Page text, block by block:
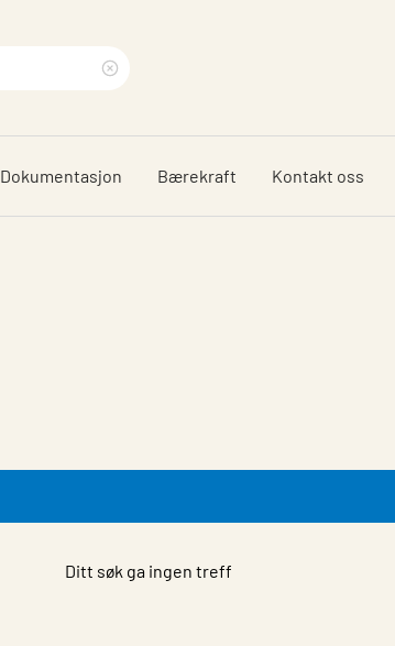
search
phrase
Dokumentasjon Bærekraft Kontakt oss
Ditt søk ga ingen treff